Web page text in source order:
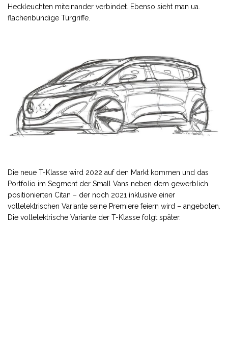
Heckleuchten miteinander verbindet. Ebenso sieht man ua.
flächenbündige Türgriffe.
Die neue T-Klasse wird 2022 auf den Markt kommen und das
Portfolio im Segment der Small Vans neben dem gewerblich
positionierten Citan – der noch 2021 inklusive einer
vollelektrischen Variante seine Premiere feiern wird – angeboten.
Die vollelektrische Variante der T-Klasse folgt später.